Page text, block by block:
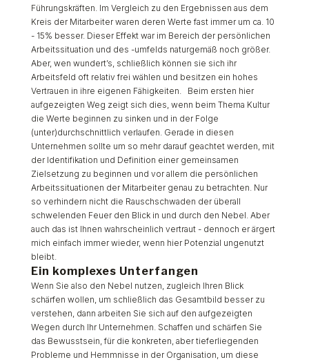
Führungskräften. Im Vergleich zu den Ergebnissen aus dem
Kreis der Mitarbeiter waren deren Werte fast immer um ca. 10
- 15% besser. Dieser Effekt war im Bereich der persönlichen
Arbeitssituation und des -umfelds naturgemäß noch größer.
Aber, wen wundert’s, schließlich können sie sich ihr
Arbeitsfeld oft relativ frei wählen und besitzen ein hohes
Vertrauen in ihre eigenen Fähigkeiten. Beim ersten hier
aufgezeigten Weg zeigt sich dies, wenn beim Thema Kultur
die Werte beginnen zu sinken und in der Folge
(unter)durchschnittlich verlaufen. Gerade in diesen
Unternehmen sollte um so mehr darauf geachtet werden, mit
der Identifikation und Definition einer gemeinsamen
Zielsetzung zu beginnen und vor allem die persönlichen
Arbeitssituationen der Mitarbeiter genau zu betrachten. Nur
so verhindern nicht die Rauschschwaden der überall
schwelenden Feuer den Blick in und durch den Nebel. Aber
auch das ist Ihnen wahrscheinlich vertraut - dennoch er ärgert
mich einfach immer wieder, wenn hier Potenzial ungenutzt
bleibt.
Ein komplexes Unterfangen
Wenn Sie also den Nebel nutzen, zugleich Ihren Blick
schärfen wollen, um schließlich das Gesamtbild besser zu
verstehen, dann arbeiten Sie sich auf den aufgezeigten
Wegen durch Ihr Unternehmen. Schaffen und schärfen Sie
das Bewusstsein, für die konkreten, aber tieferliegenden
Probleme und Hemmnisse in der Organisation, um diese